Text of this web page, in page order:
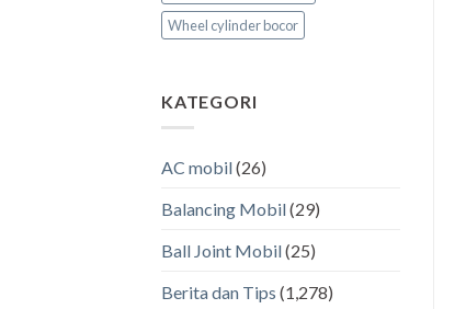
Wheel cylinder bocor
KATEGORI
AC mobil(26)
Balancing Mobil(29)
Ball Joint Mobil(25)
Berita dan Tips (1,278)